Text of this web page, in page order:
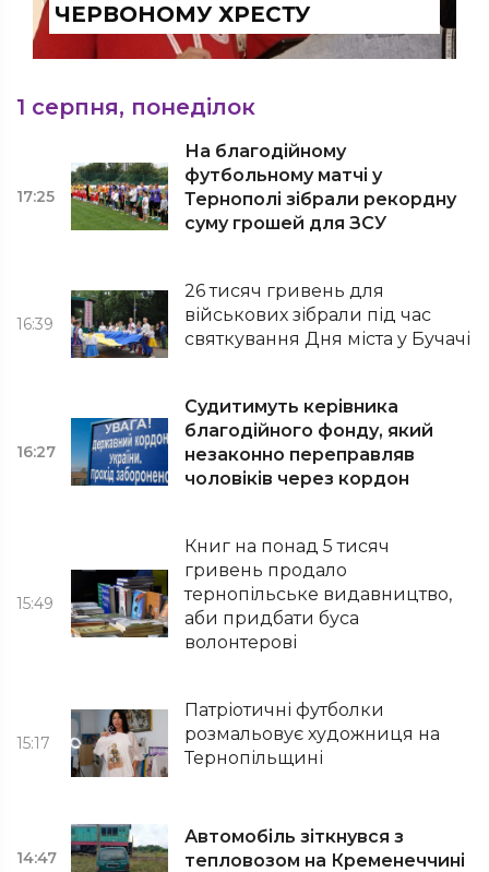
ЧЕРВОНОМУ ХРЕСТУ
1 серпня, понеділок
17:25
На благодійному
футбольному матчі у
Тернополі зібрали рекордну
суму грошей для ЗСУ
16:39
26 тисяч гривень для
військових зібрали під час
святкування Дня міста у Бучачі
16:27
Судитимуть керівника
благодійного фонду, який
незаконно переправляв
чоловіків через кордон
15:49
Книг на понад 5 тисяч
гривень продало
тернопільське видавництво,
аби придбати буса
волонтерові
15:17
Патріотичні футболки
розмальовує художниця на
Тернопільщині
14:47
Автомобіль зіткнувся з
тепловозом на Кременеччині